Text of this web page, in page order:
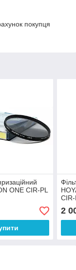
покупця
ONE CIR-PL
2